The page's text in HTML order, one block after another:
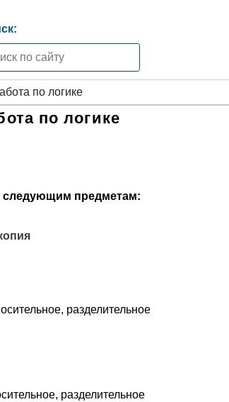
по логике
по логике
следующим предметам:
разделительное
разделительное